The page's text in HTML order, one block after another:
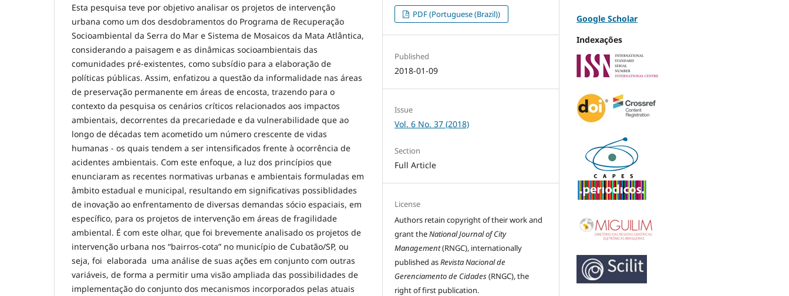
Esta pesquisa teve por objetivo analisar os projetos de intervenção
urbana como um dos desdobramentos do Programa de Recuperação
Socioambiental da Serra do Mar e Sistema de Mosaicos da Mata Atlântica,
considerando a paisagem e as dinâmicas socioambientais das
comunidades pré-existentes, como subsídio para a elaboração de
políticas públicas. Assim, enfatizou a questão da informalidade nas áreas
de preservação permanente em áreas de encosta, trazendo para o
contexto da pesquisa os cenários críticos relacionados aos impactos
ambientais, decorrentes da precariedade e da vulnerabilidade que ao
longo de décadas tem acometido um número crescente de vidas
humanas - os quais tendem a ser intensificados frente à ocorrência de
acidentes ambientais. Com este enfoque, a luz dos princípios que
enunciaram as recentes normativas urbanas e ambientais formuladas em
âmbito estadual e municipal, resultando em significativas possiblidades
de inovação ao enfrentamento de diversas demandas sócio espaciais, em
específico, para os projetos de intervenção em áreas de fragilidade
ambiental. É com este olhar, que foi brevemente analisado os projetos de
intervenção urbana nos “bairros-cota” no município de Cubatão/SP, ou
seja, foi elaborada uma análise de suas ações em conjunto com outras
variáveis, de forma a permitir uma visão ampliada das possibilidades de
implementação do conjunto dos mecanismos incorporados pelas atuais
PDF (Portuguese (Brazil))
Published
2018-01-09
Issue
Vol. 6 No. 37 (2018)
Section
Full Article
License
Authors retain copyright of their work and
grant theNational Journal of City
Management(RNGC), internationally
published asRevista Nacional de
Gerenciamento de Cidades(RNGC), the
right of first publication.
Google Scholar
Indexações